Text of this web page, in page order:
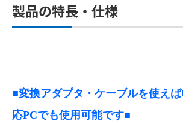
製品の特長・仕様
■変換アダプタ・ケーブルを使え
応PCでも使用可能です■